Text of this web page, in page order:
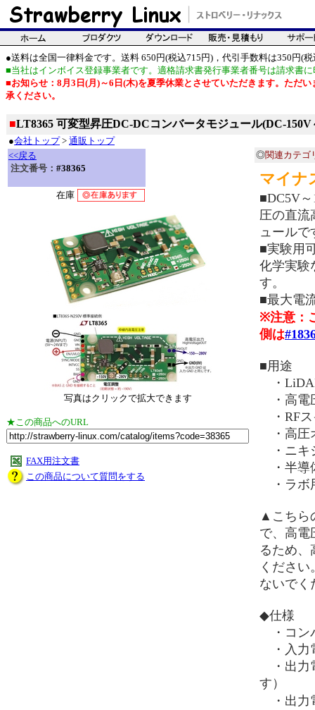
●送料は全国一律料金です。送料 650円(税込715円)，代引手数料は350円(税
■当社はインボイス登録事業者です。適格請求書発行事業者番号は請求書
■お知らせ：8月3日(月)～6日(木)を夏季休業とさせていただきます。ただ
承ください。
■LT8365 可変型昇圧DC-DCコンバータモジュール(DC-150V
●会社トップ> 通販トップ
<<戻る
注文番号： #38365
在庫
写真はクリックで拡大できます
★この商品へのURL
FAX用注文書
この商品について質問をする
◎関連カテゴ
マイナ
■DC5V
圧の直流
ュールで
■実験用
化学実験
す。
■最大電
※注意：
側は
■用途
・
・高電
・RFス
・高圧
・ニキ
・半導
・ラボ
▲こちら
で、高電
るため、
くださ
ないでく
◆仕様
・コン
・入力
・出力
す）
・出力